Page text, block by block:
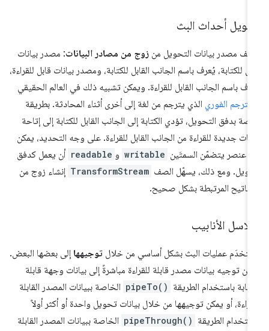
أحداث البث
مصدر بيانات التحويل من زوج من مصادر البيانات: مصدر بيانات
للكتابة، يُعرف باسم الجانب القابل للكتابة، ومصدر بيانات قابل للقراءة،
باسم الجانب القابل للقراءة. ويمكن تشبيه ذلك في العالم الحقيقي
الفوريالذي يترجم من لغة إلى أخرى أثناء المحادثة. بطريقة
بدفق التحويل، تؤدي الكتابة إلى الجانب القابل للكتابة إلى إتاحة
جديدة للقراءة من الجانب القابل للقراءة. على وجه التحديد، يمكن
عنصر يتضمّن السمتَين writable و readable أن يعمل كدفق
ومع ذلك، يسهّل الصف TransformStream إنشاء زوج من
المرتبطة بشكل صحيح.
الأنابيب
عمليات البث بشكل أساسي من خلالتوجيههاإلى بعضها البعض.
توجيه بيانات مصدر قابلة للقراءة مباشرةً إلى بيانات وجهة قابلة
باستخدام الطريقة pipeTo() الخاصة ببيانات المصدر القابلة
أو يمكن توجيهها من خلال بيانات تحويل واحدة أو أكثر أولاً
الطريقة pipeThrough() الخاصة ببيانات المصدر القابلة